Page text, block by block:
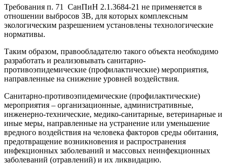
Требования п. 71 СанПиН 2.1.3684-21 не применяется в
отношении выбросов ЗВ, для которых комплексным
экологическим разрешением установлены технологические
нормативы.
Таким образом, правообладателю такого объекта необходимо
разработать и реализовывать санитарно-
противоэпидемические (профилактические) мероприятия,
направленные на снижение уровней воздействия.
Санитарно-противоэпидемические (профилактические)
мероприятия – организационные, административные,
инженерно-технические, медико-санитарные, ветеринарные и
иные меры, направленные на устранение или уменьшение
вредного воздействия на человека факторов среды обитания,
предотвращение возникновения и распространения
инфекционных заболеваний и массовых неинфекционных
заболеваний (отравлений) и их ликвидацию.